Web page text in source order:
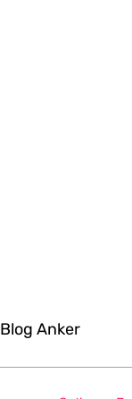
Blog Anker